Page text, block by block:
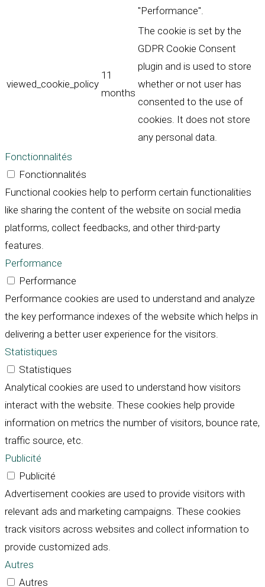
"Performance".
viewed_cookie_policy
11
months
The cookie is set by the
GDPR Cookie Consent
plugin and is used to store
whether or not user has
consented to the use of
cookies. It does not store
any personal data.
Fonctionnalités
Fonctionnalités
Functional cookies help to perform certain functionalities
like sharing the content of the website on social media
platforms, collect feedbacks, and other third-party
features.
Performance
Performance
Performance cookies are used to understand and analyze
the key performance indexes of the website which helps in
delivering a better user experience for the visitors.
Statistiques
Statistiques
Analytical cookies are used to understand how visitors
interact with the website. These cookies help provide
information on metrics the number of visitors, bounce rate,
traffic source, etc.
Publicité
Publicité
Advertisement cookies are used to provide visitors with
relevant ads and marketing campaigns. These cookies
track visitors across websites and collect information to
provide customized ads.
Autres
Autres